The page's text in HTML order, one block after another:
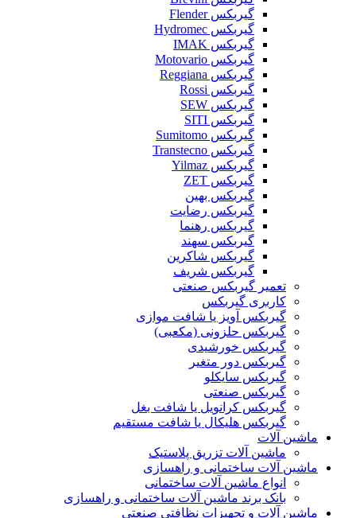
گیربکس Flender
گیربکس Hydromec
گیربکس IMAK
گیربکس Motovario
گیربکس Reggiana
گیربکس Rossi
گیربکس SEW
گیربکس SITI
گیربکس Sumitomo
گیربکس Transtecno
گیربکس Yilmaz
گیربکس ZET
گیربکس بهین
گیربکس رضایت
گیربکس رهنما
گیربکس سهند
گیربکس شاکرین
گیربکس شریف
تعمیر گیربکس صنعتی
کاربری گیربکس
گیربکس آویز یا شافت موازی
گیربکس حلزونی (مکعبی)
گیربکس خورشیدی
گیربکس دور متغیر
گیربکس سایکلو
گیربکس صنعتی
گیربکس کرانویل یا شافت بغل
گیربکس هلیکال یا شافت مستقیم
ماشین آلات
ماشین آلات تزریق پلاستیک
ماشین آلات ساختمانی و راهسازی
انواع ماشین آلات ساختمانی
بانک برند ماشین آلات ساختمانی و راهسازی
ماشین آلات و تجهیزات نظافتی صنعتی